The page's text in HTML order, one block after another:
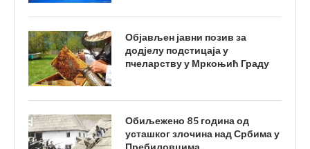
Објављен јавни позив за
додјелу подстицаја у
пчеларству у Мркоњић Граду
Обиљежено 85 година од
усташког злочина над Србима у